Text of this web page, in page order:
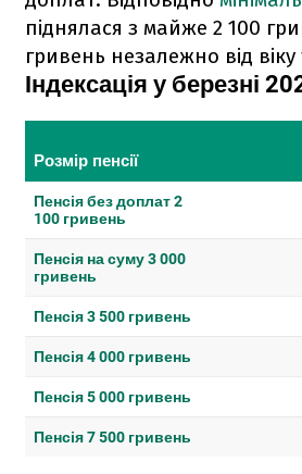
піднялася з майже 2 100
гривень незалежно від віку